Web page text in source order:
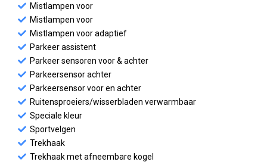
Mistlampen voor
Mistlampen voor
Mistlampen voor adaptief
Parkeer assistent
Parkeer sensoren voor & achter
Parkeersensor achter
Parkeersensor voor en achter
Ruitensproeiers/wisserbladen verwarmbaar
Speciale kleur
Sportvelgen
Trekhaak
Trekhaak met afneembare kogel